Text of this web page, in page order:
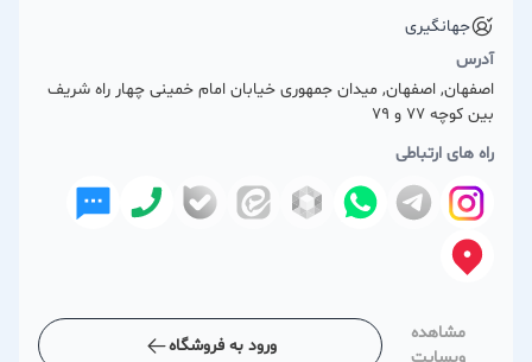
جهانگیری
آدرس
اصفهان, اصفهان, میدان جمهوری خیابان امام خمینی چهار راه شریف
بین کوچه 77 و 79
راه های ارتباطی
مشاهده
ورود به فروشگاه